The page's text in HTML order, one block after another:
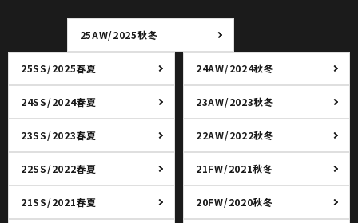
25AW/2025秋冬
25SS/2025春夏 24AW/2024秋冬
24SS/2024春夏 23AW/2023秋冬
23SS/2023春夏 22AW/2022秋冬
22SS/2022春夏 21FW/2021秋冬
21SS/2021春夏 20FW/2020秋冬